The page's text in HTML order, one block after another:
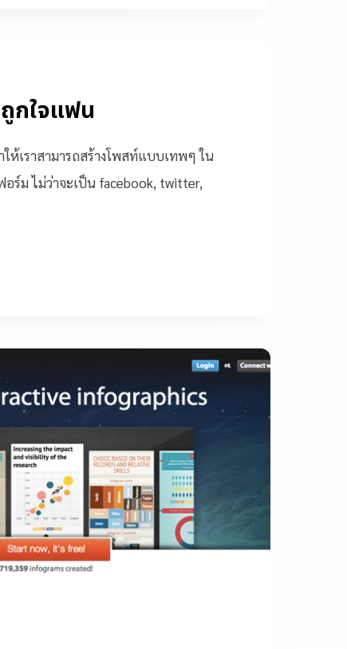
กใจแฟน
ห้เราสามารถสร้างโพสท์แบบเทพๆ ใน
ร์ม ไม่ว่าจะเป็น facebook, twitter,